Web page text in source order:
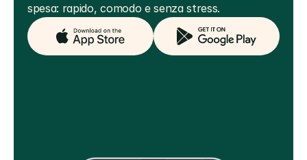
spesa: rapido, comodo e senza stress.